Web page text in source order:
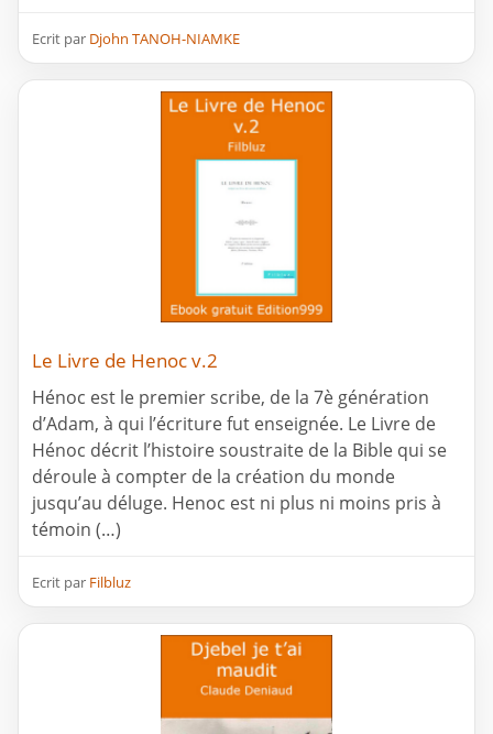
Ecrit par Djohn TANOH-NIAMKE
Le Livre de Henoc v.2
Hénoc est le premier scribe, de la 7è génération
d’Adam, à qui l’écriture fut enseignée. Le Livre de
Hénoc décrit l’histoire soustraite de la Bible qui se
déroule à compter de la création du monde
jusqu’au déluge. Henoc est ni plus ni moins pris à
témoin (…)
Ecrit par Filbluz